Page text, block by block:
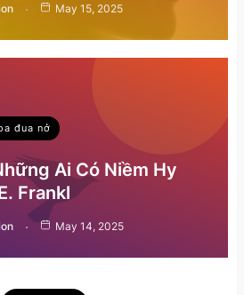
May 15, 2025
đua nở
Ai Có Niềm Hy
Frankl
May 14, 2025